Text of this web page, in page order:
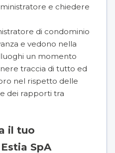
e chiedere
di condominio
e vedono nella
un momento
traccia di tutto ed
nel rispetto delle
dei rapporti tra
il tuo
SpA